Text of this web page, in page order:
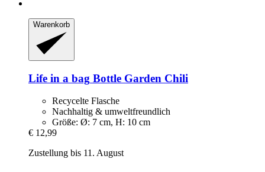
Warenkorb
Life in a bag Bottle Garden Chili
Recycelte Flasche
Nachhaltig & umweltfreundlich
Größe: Ø: 7 cm, H: 10 cm
€ 12,99
Zustellung bis 11. August